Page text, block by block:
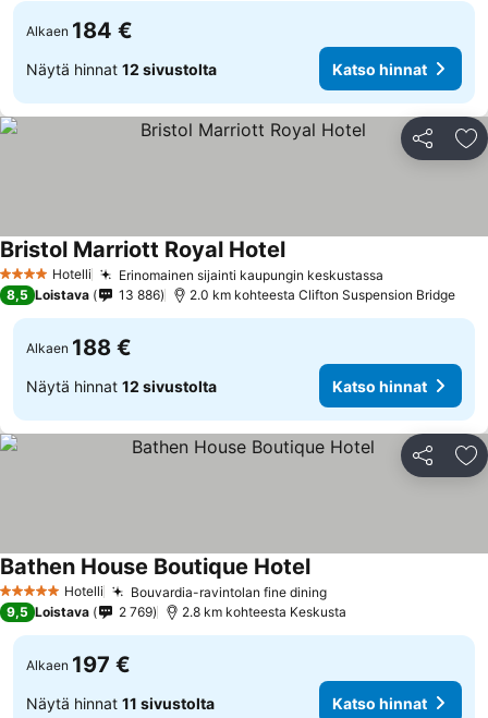
Alkaen 184 €
Näytä hinnat 12 sivustolta Katso hinnat
Jaa
4 Tähtiluokitus
Hotelli Erinomainen sijainti kaupungin keskustassa
Bristol Marriott Royal Hotel
8,5 Loistava 13 886 2.0 km kohteesta Clifton Suspension Bridge
Alkaen 188 €
Näytä hinnat 12 sivustolta Katso hinnat
Jaa
5 Tähtiluokitus
Hotelli Bouvardia-ravintolan fine dining
Bathen House Boutique Hotel
9,5 Loistava 2 769 2.8 km kohteesta Keskusta
Alkaen 197 €
Näytä hinnat 11 sivustolta Katso hinnat